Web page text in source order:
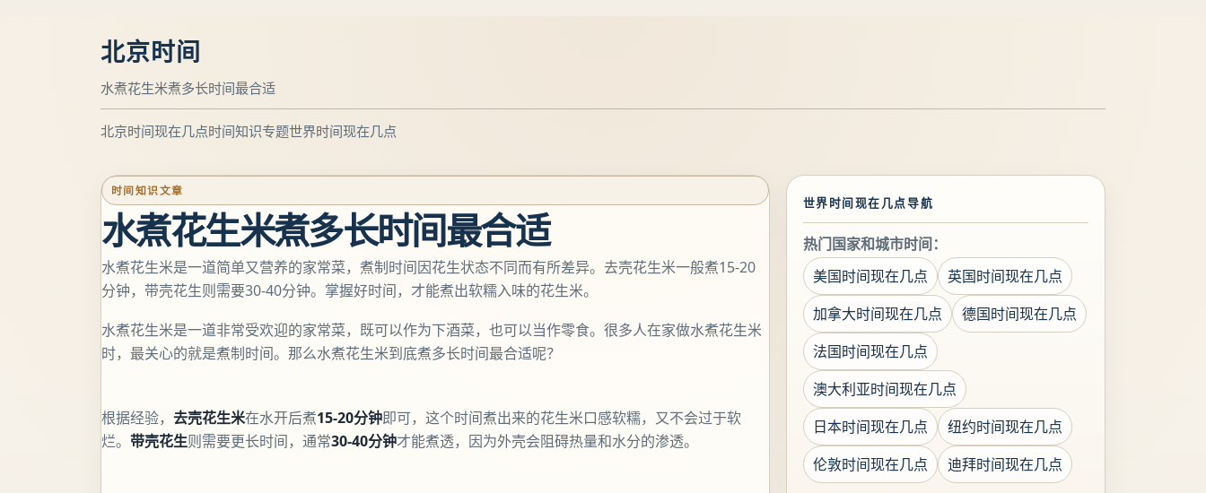
北京时间
水煮花生米煮多长时间最合适
北京时间现在几点时间知识专题世界时间现在几点
时间知识文章
水煮花生米煮多长时间最合适
水煮花生米是一道简单又营养的家常菜，煮制时间因花生状态不同而有所差异。去壳花生米一般煮15-20
分钟，带壳花生则需要30-40分钟。掌握好时间，才能煮出软糯入味的花生米。
水煮花生米是一道非常受欢迎的家常菜，既可以作为下酒菜，也可以当作零食。很多人在家做水煮花生米
时，最关心的就是煮制时间。那么水煮花生米到底煮多长时间最合适呢？
根据经验， 去壳花生米在水开后煮15-20分钟即可，这个时间煮出来的花生米口感软糯，又不会过于软
烂。 带壳花生则需要更长时间，通常30-40分钟才能煮透，因为外壳会阻碍热量和水分的渗透。
世界时间现在几点导航
热门国家和城市时间：
美国时间现在几点
英国时间现在几点
加拿大时间现在几点
德国时间现在几点
法国时间现在几点
澳大利亚时间现在几点
日本时间现在几点
纽约时间现在几点
伦敦时间现在几点
迪拜时间现在几点